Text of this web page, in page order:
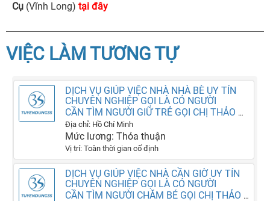
Cụ (Vĩnh Long) tại đây
VIỆC LÀM TƯƠNG TỰ
DỊCH VỤ GIÚP VIỆC NHÀ NHÀ BÈ UY TÍN
CHUYÊN NGHIỆP GỌI LÀ CÓ NGƯỜI
CẦN TÌM NGƯỜI GIỮ TRẺ GỌI CHỊ THẢO DỊCH VỤ SAO MAI LÀ CÓ NGƯỜI
Địa chỉ: Hồ Chí Minh
Mức lương: Thỏa thuận
Vị trí: Toàn thời gian cố định
DỊCH VỤ GIÚP VIỆC NHÀ CẦN GIỜ UY TÍN
CHUYÊN NGHIỆP GỌI LÀ CÓ NGƯỜI
CẦN TÌM NGƯỜI CHĂM BÉ GỌI CHỊ THẢO DỊCH VỤ SAO MAI LÀ CÓ NGƯỜI